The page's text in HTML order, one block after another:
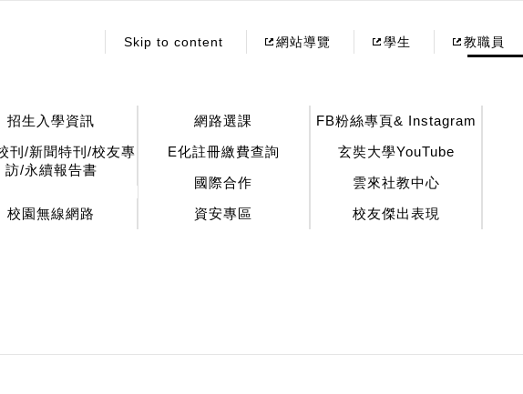
Skip to content 網站導覽 學生 教職員
招生入學資訊 網路選課 FB粉絲專頁& Instagram
刊/新聞特刊/校友專
訪/永續報告書
E化註冊繳費查詢 玄奘大學YouTube
國際合作
雲來社教中心
校園無線網路 資安專區 校友傑出表現